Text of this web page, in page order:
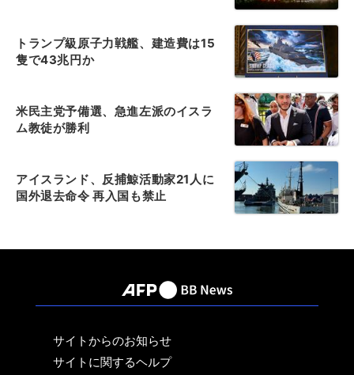
トランプ級原子力戦艦、建造費は15
隻で43兆円か
米民主党予備選、急進左派のイスラ
ム教徒が勝利
アイスランド、反捕鯨活動家21人に
国外退去命令 再入国も禁止
サイトからのお知らせ
サイトに関するヘルプ